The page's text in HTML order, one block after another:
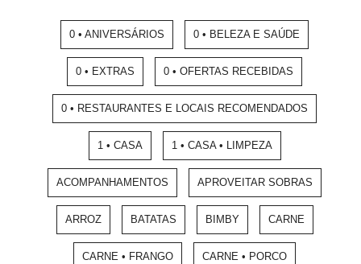
0 • ANIVERSÁRIOS 0 • BELEZA E SAÚDE
0 • EXTRAS 0 • OFERTAS RECEBIDAS
0 • RESTAURANTES E LOCAIS RECOMENDADOS
1 • CASA 1 • CASA • LIMPEZA
ACOMPANHAMENTOS APROVEITAR SOBRAS
ARROZ BATATAS BIMBY CARNE
CARNE • FRANGO CARNE • PORCO